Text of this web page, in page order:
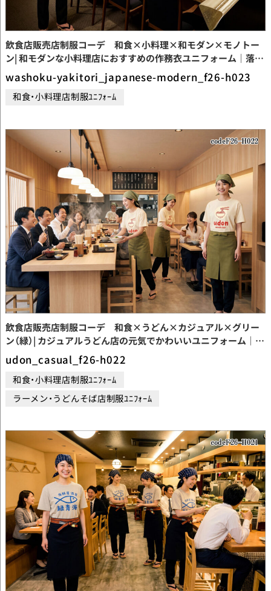
飲食店販売店制服コーデ 和食×小料理×和モダン×モノトー
ン| 和モダンな小料理店におすすめの作務衣ユニフォーム｜落ち
着いたネイビー×モノトーンの和風コーディネート【codeF26-
H023】
washoku-yakitori_japanese-modern_f26-h023
和食・小料理店制服ﾕﾆﾌｫｰﾑ
飲食店販売店制服コーデ 和食×うどん×カジュアル×グリー
ン（緑）| カジュアルうどん店の元気でかわいいユニフォーム｜転
写プリントＴシャツ×うぐいす色帆前掛けコーデ【codeF26-
H022】
udon_casual_f26-h022
和食・小料理店制服ﾕﾆﾌｫｰﾑ
ラーメン・うどんそば店制服ﾕﾆﾌｫｰﾑ